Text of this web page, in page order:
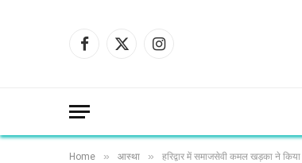
Facebook
X
Instagram
Home » आस्था » हरिद्वार में समाजसेवी कमल खड़का ने